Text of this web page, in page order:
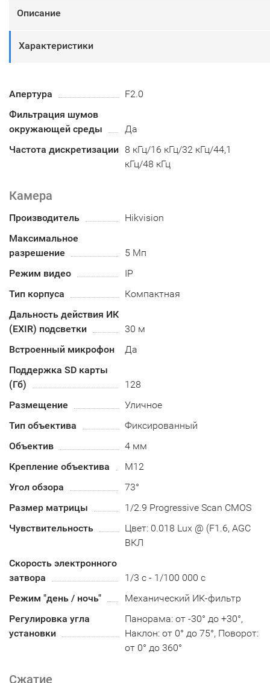
Описание
Характеристики
Апертура
F2.0
Фильтрация шумов
окружающей среды
Да
Частота дискретизации 8 кГц/16 кГц/32 кГц/44,1
кГц/48 кГц
Камера
Производитель
Hikvision
Максимальное
разрешение
5 Мп
Режим видео
IP
Тип корпуса
Компактная
Дальность действия ИК
(EXIR) подсветки
30 м
Встроенный микрофон
Да
Поддержка SD карты
(Гб)
128
Размещение
Уличное
Тип объектива
Фиксированный
Объектив
4 мм
Крепление объектива
М12
Угол обзора
73°
Размер матрицы
1/2.9 Progressive Scan CMOS
Чувствительность
Цвет: 0.018 Lux @ (F1.6, AGC
ВКЛ
Скорость электронного
затвора
1/3 с - 1/100 000 с
Режим "день / ночь"
Механический ИК-фильтр
Регулировка угла
установки
Панорама: от -30° до +30°,
Наклон: от 0° до 75°, Поворот:
от 0° до 360°
Сжатие